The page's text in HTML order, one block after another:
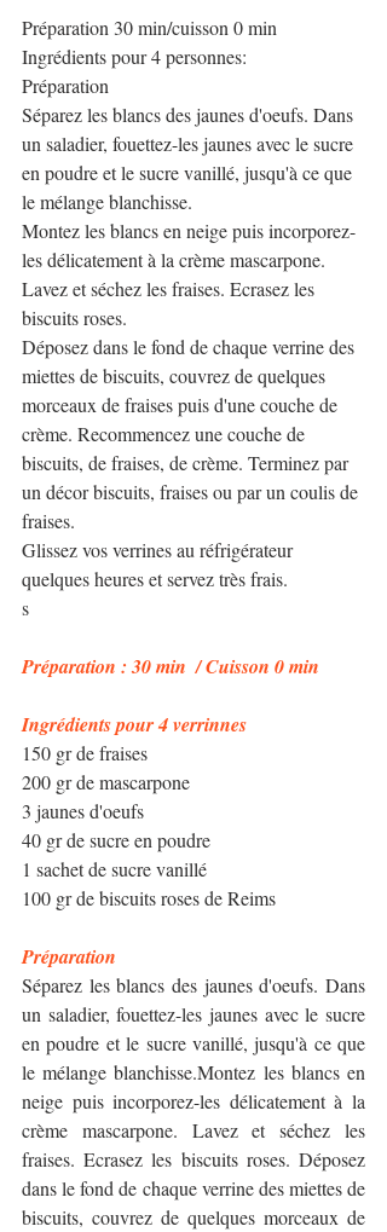
Préparation 30 min/cuisson 0 min
Ingrédients pour 4 personnes:
Préparation
Séparez les blancs des jaunes d'oeufs. Dans
un saladier, fouettez-les jaunes avec le sucre
en poudre et le sucre vanillé, jusqu'à ce que
le mélange blanchisse.
Montez les blancs en neige puis incorporez-
les délicatement à la crème mascarpone.
Lavez et séchez les fraises. Ecrasez les
biscuits roses.
Déposez dans le fond de chaque verrine des
miettes de biscuits, couvrez de quelques
morceaux de fraises puis d'une couche de
crème. Recommencez une couche de
biscuits, de fraises, de crème. Terminez par
un décor biscuits, fraises ou par un coulis de
fraises.
Glissez vos verrines au réfrigérateur
quelques heures et servez très frais.
s
Préparation : 30 min  / Cuisson 0 min
Ingrédients pour 4 verrinnes
150 gr de fraises
200 gr de mascarpone
3 jaunes d'oeufs
40 gr de sucre en poudre
1 sachet de sucre vanillé
100 gr de biscuits roses de Reims
Préparation
Séparez les blancs des jaunes d'oeufs. Dans
un saladier, fouettez-les jaunes avec le sucre
en poudre et le sucre vanillé, jusqu'à ce que
le mélange blanchisse.Montez les blancs en
neige puis incorporez-les délicatement à la
crème mascarpone. Lavez et séchez les
fraises. Ecrasez les biscuits roses. Déposez
dans le fond de chaque verrine des miettes de
biscuits, couvrez de quelques morceaux de